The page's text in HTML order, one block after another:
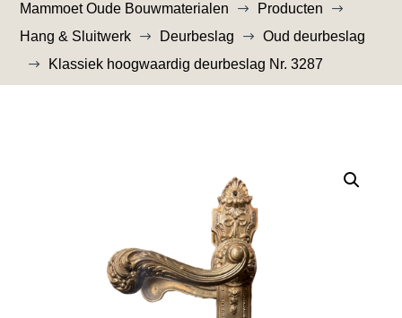
Mammoet Oude Bouwmaterialen $ Producten $
Hang & Sluitwerk $ Deurbeslag $ Oud deurbeslag
$ Klassiek hoogwaardig deurbeslag Nr. 3287